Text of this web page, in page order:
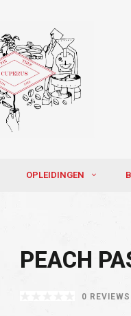
OPLEIDINGEN
PEACH
0 REVIEWS